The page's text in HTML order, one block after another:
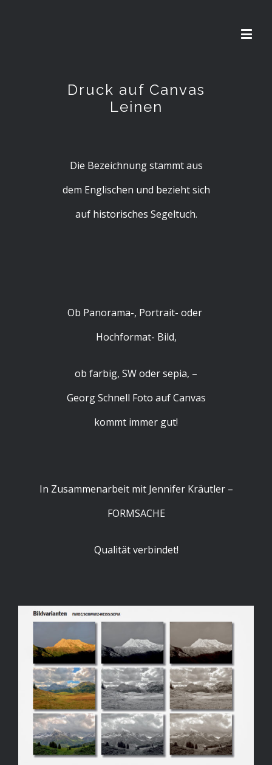
Druck auf Canvas
Leinen
Die Bezeichnung stammt aus
dem Englischen und bezieht sich
auf historisches Segeltuch.
Ob Panorama-, Portrait- oder
Hochformat- Bild,
ob farbig, SW oder sepia, –
Georg Schnell Foto auf Canvas
kommt immer gut!
In Zusammenarbeit mit Jennifer Kräutler –
FORMSACHE
Qualität verbindet!